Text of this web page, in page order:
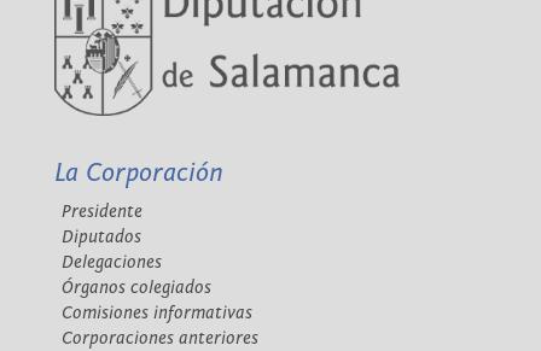
La Corporación
Presidente
Diputados
Delegaciones
Órganos colegiados
Comisiones informativas
Corporaciones anteriores